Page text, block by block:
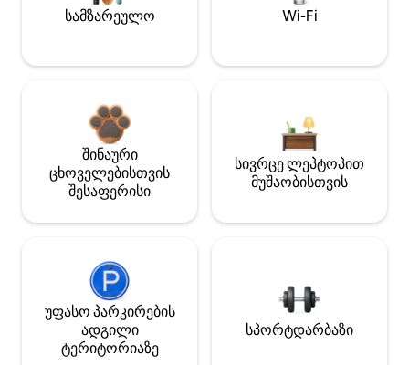
სამზარეულო Wi-Fi
შინაური
ცხოველებისთვის
შესაფერისი
სივრცე ლეპტოპით
მუშაობისთვის
უფასო პარკირების
ადგილი
ტერიტორიაზე
სპორტდარბაზი